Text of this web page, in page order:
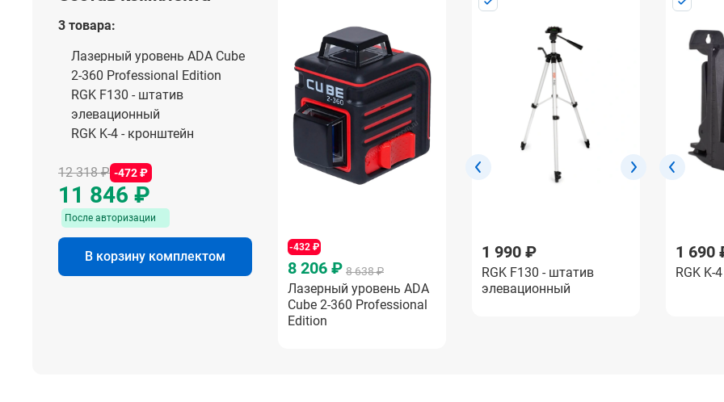
3 товара:
Лазерный уровень ADA Cube
2-360 Professional Edition
RGK F130 - штатив
элевационный
RGK K-4 - кронштейн
12 318 ₽ -472 ₽
11 846 ₽
После авторизации
В корзину комплектом
-432 ₽
8 206 ₽ 8 638 ₽
Лазерный уровень ADA
Cube 2-360 Professional
Edition
1 190 ₽
AMO T120 - штатив
элевационный
1 990 ₽
RGK F130 - штатив
элевационный
690 ₽
AMO T50 -
1 190 ₽
RGK K-2 - кронштейн
магнитный
1 690
RGK K-